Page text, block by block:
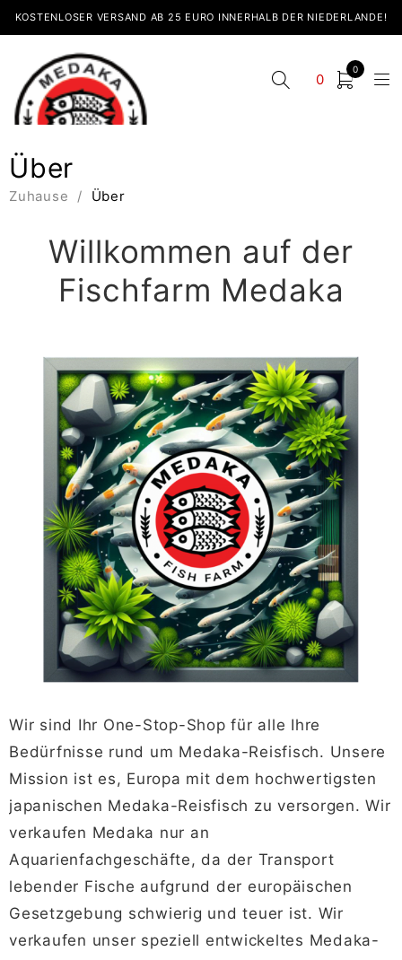
KOSTENLOSER VERSAND AB 25 EURO INNERHALB DER NIEDERLANDE!
0
0
Über
Zuhause / Über
Willkommen auf der
Fischfarm Medaka
Wir sind Ihr One-Stop-Shop für alle Ihre
Bedürfnisse rund um Medaka-Reisfisch. Unsere
Mission ist es, Europa mit dem hochwertigsten
japanischen Medaka-Reisfisch zu versorgen. Wir
verkaufen Medaka nur an
Aquarienfachgeschäfte, da der Transport
lebender Fische aufgrund der europäischen
Gesetzgebung schwierig und teuer ist. Wir
verkaufen unser speziell entwickeltes Medaka-